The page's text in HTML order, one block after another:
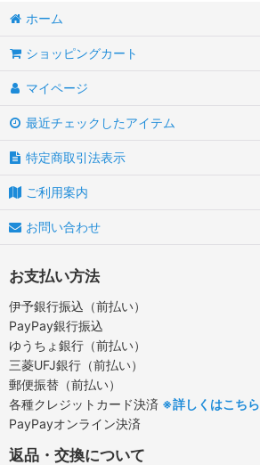
ホーム
ショッピングカート
マイページ
最近チェックしたアイテム
特定商取引法表示
ご利用案内
お問い合わせ
お支払い方法
伊予銀行振込（前払い）
PayPay銀行振込
ゆうちょ銀行（前払い）
三菱UFJ銀行（前払い）
郵便振替（前払い）
各種クレジットカード決済 ※詳しくはこちら
PayPayオンライン決済
返品・交換について